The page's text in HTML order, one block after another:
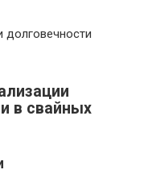
долговечности
в свайных